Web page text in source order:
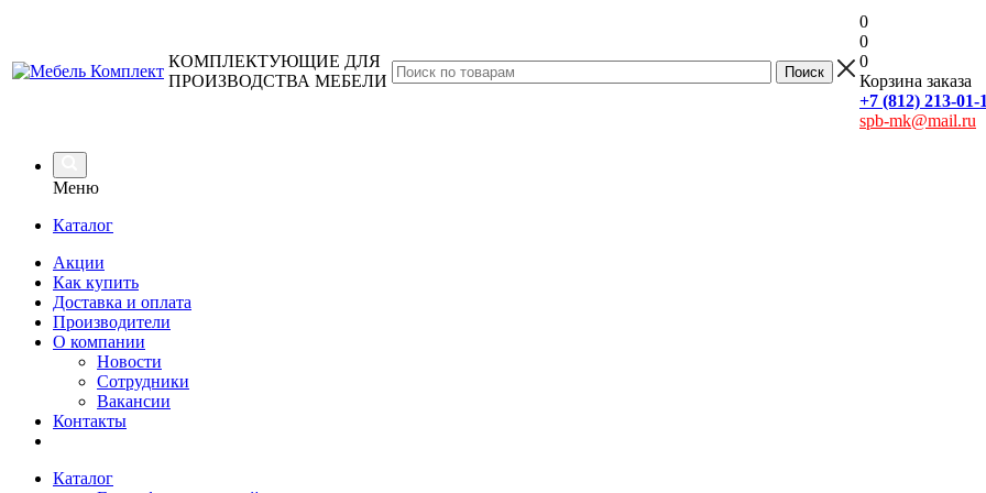
КОМПЛЕКТУЮЩИЕ ДЛЯ
ПРОИЗВОДСТВА МЕБЕЛИ
0
0
0
Корзина заказа
+7 (812) 213-01-
spb-mk@mail.ru
Меню
Каталог
Акции
Как купить
Доставка и оплата
Производители
О компании
Новости
Сотрудники
Вакансии
Контакты
Каталог